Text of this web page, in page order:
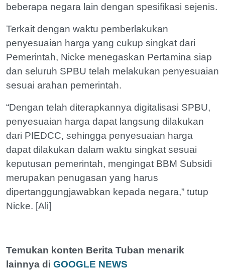
beberapa negara lain dengan spesifikasi sejenis.
Terkait dengan waktu pemberlakukan
penyesuaian harga yang cukup singkat dari
Pemerintah, Nicke menegaskan Pertamina siap
dan seluruh SPBU telah melakukan penyesuaian
sesuai arahan pemerintah.
“Dengan telah diterapkannya digitalisasi SPBU,
penyesuaian harga dapat langsung dilakukan
dari PIEDCC, sehingga penyesuaian harga
dapat dilakukan dalam waktu singkat sesuai
keputusan pemerintah, mengingat BBM Subsidi
merupakan penugasan yang harus
dipertanggungjawabkan kepada negara,” tutup
Nicke. [Ali]
Temukan konten Berita Tuban menarik
lainnya di GOOGLE NEWS